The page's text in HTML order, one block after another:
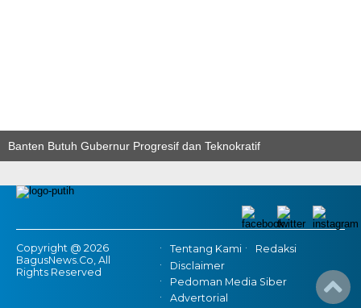
Banten Butuh Gubernur Progresif dan Teknokratif
Copyright @ 2026
BagusNews.Co, All
Rights Reserved
Tentang Kami
Redaksi
Disclaimer
Pedoman Media Siber
Advertorial